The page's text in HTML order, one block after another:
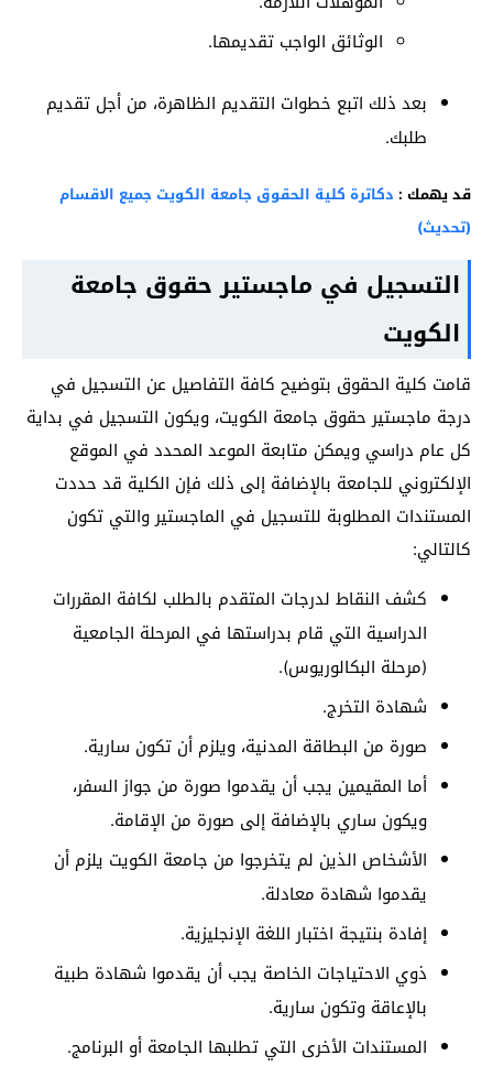
الوثائق الواجب تقديمها.
بعد ذلك اتبع خطوات التقديم الظاهرة، من أجل تقديم
طلبك.
قد يهمك : دكاترة كلية الحقوق جامعة الكويت جميع الاقسام
(تحديث)
التسجيل في ماجستير حقوق جامعة
الكويت
قامت كلية الحقوق بتوضيح كافة التفاصيل عن التسجيل في
درجة ماجستير حقوق جامعة الكويت، ويكون التسجيل في بداية
كل عام دراسي ويمكن متابعة الموعد المحدد في الموقع
الإلكتروني للجامعة بالإضافة إلى ذلك فإن الكلية قد حددت
المستندات المطلوبة للتسجيل في الماجستير والتي تكون
كالتالي:
كشف النقاط لدرجات المتقدم بالطلب لكافة المقررات
الدراسية التي قام بدراستها في المرحلة الجامعية
(مرحلة البكالوريوس).
شهادة التخرج.
صورة من البطاقة المدنية، ويلزم أن تكون سارية.
أما المقيمين يجب أن يقدموا صورة من جواز السفر،
ويكون ساري بالإضافة إلى صورة من الإقامة.
الأشخاص الذين لم يتخرجوا من جامعة الكويت يلزم أن
يقدموا شهادة معادلة.
إفادة بنتيجة اختبار اللغة الإنجليزية.
ذوي الاحتياجات الخاصة يجب أن يقدموا شهادة طبية
بالإعاقة وتكون سارية.
المستندات الأخرى التي تطلبها الجامعة أو البرنامج.